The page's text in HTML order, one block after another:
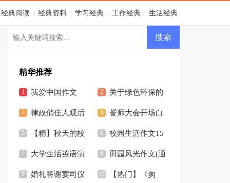
经典阅读 经典资料 学习经典 工作经典 生活经典
精华推荐
我爱中国作文 关于绿色环保的
作文
律政俏佳人观后
感2篇
誓师大会开场白
(12篇)
【精】秋天的校
园作文
校园生活作文15
篇
大学生活英语演
讲稿
田园风光作文(通
用15篇)
婚礼答谢宴司仪 【热门】《匆